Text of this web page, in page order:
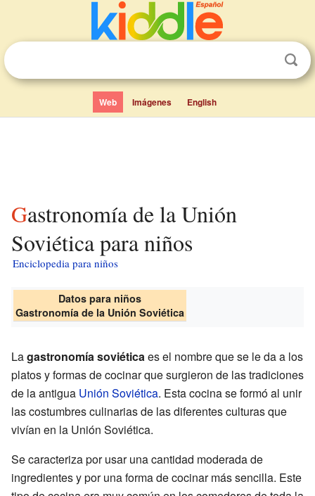
Web Imágenes English
Gastronomía de la Unión
Soviética para niños
Enciclopedia para niños
Datos para niños
Gastronomía de la Unión Soviética
Lagastronomía soviéticaes el nombre que se le da a los
platos y formas de cocinar que surgieron de las tradiciones
de la antigua Unión Soviética. Esta cocina se formó al unir
las costumbres culinarias de las diferentes culturas que
vivían en la Unión Soviética.
Se caracteriza por usar una cantidad moderada de
ingredientes y por una forma de cocinar más sencilla. Este